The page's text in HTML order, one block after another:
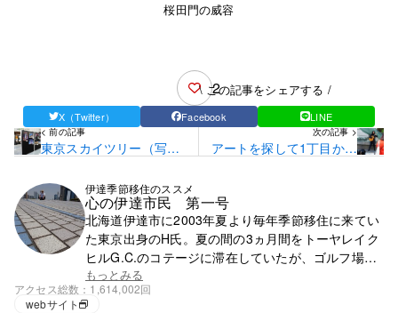
桜田門の威容
2
\ この記事をシェアする /
X（Twitter） Facebook LINE
< 前の記事
東京スカイツリー（写真
次の記事 >
アートを探して1丁目から
伊達季節移住のススメ
心の伊達市民 第一号
北海道伊達市に2003年夏より毎年季節移住に来てい
た東京出身のH氏。夏の間の3ヵ月間をトーヤレイク
ヒルG.C.のコテージに滞在していたが、ゴルフ場の
閉鎖で滞在先を失う。それ以降は行く先が無く、都
心で徘徊の毎日。
もっとみる
アクセス総数
1,614,002回
webサイト